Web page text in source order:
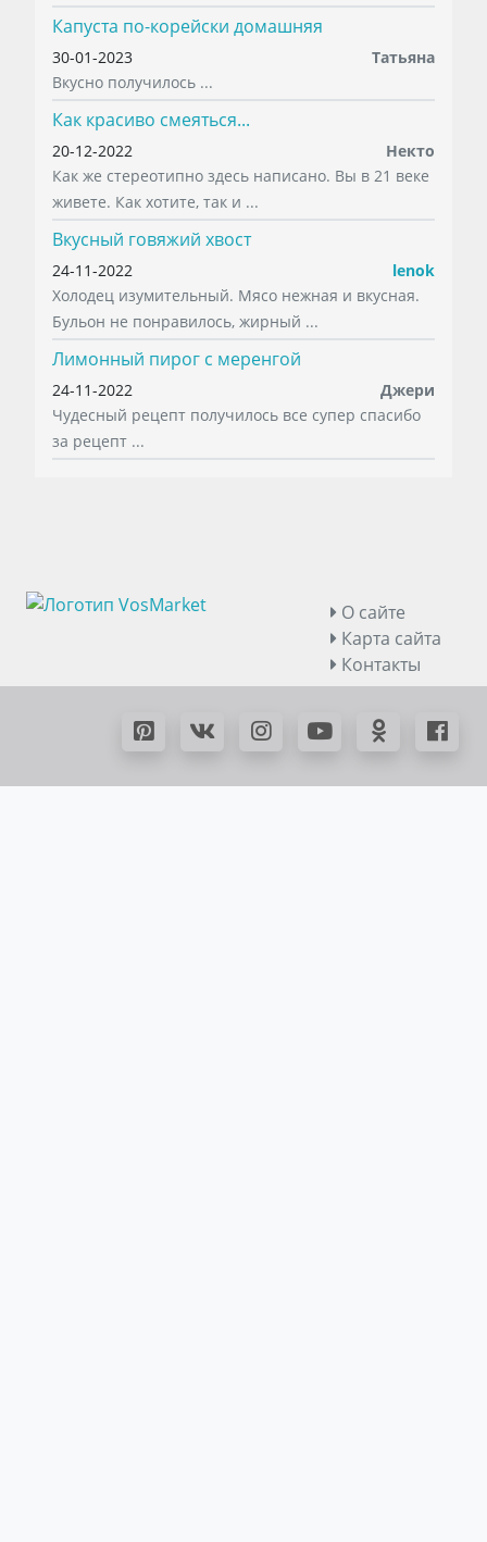
Капуста по-корейски домашняя
30-01-2023
Татьяна
Вкусно получилось ...
Как красиво смеяться...
20-12-2022
Некто
Как же стереотипно здесь написано. Вы в 21 веке
живете. Как хотите, так и ...
Вкусный говяжий хвост
24-11-2022
lenok
Холодец изумительный. Мясо нежная и вкусная.
Бульон не понравилось, жирный ...
Лимонный пирог с меренгой
24-11-2022
Джери
Чудесный рецепт получилось все супер спасибо
за рецепт ...
О сайте
Карта сайта
Контакты